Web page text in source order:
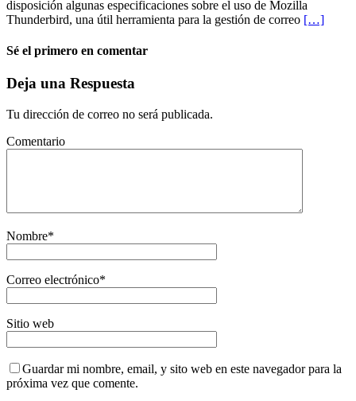
disposición algunas especificaciones sobre el uso de Mozilla
Thunderbird, una útil herramienta para la gestión de correo […]
Sé el primero en comentar
Deja una Respuesta
Tu dirección de correo no será publicada.
Comentario
Nombre*
Correo electrónico*
Sitio web
Guardar mi nombre, email, y sito web en este navegador para la
próxima vez que comente.